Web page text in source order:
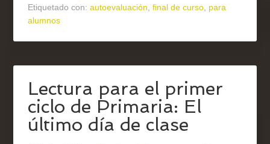
Etiquetado con:autoevaluación,final de curso, para
alumnos
Lectura para el primer
ciclo de Primaria: El
último día de clase